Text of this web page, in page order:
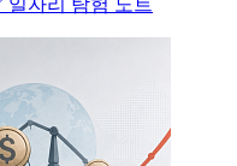
일자리 탐험 노트